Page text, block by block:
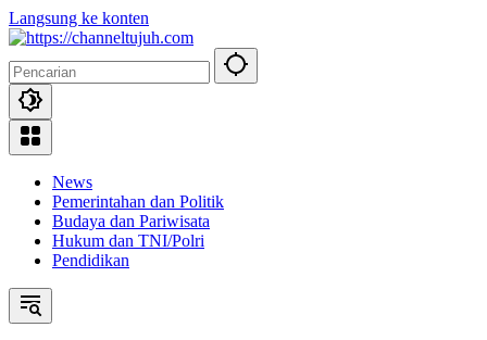
Langsung ke konten
News
Pemerintahan dan Politik
Budaya dan Pariwisata
Hukum dan TNI/Polri
Pendidikan